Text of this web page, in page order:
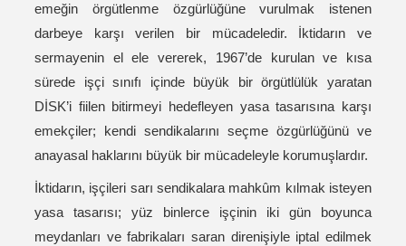
emeğin örgütlenme özgürlüğüne vurulmak istenen
darbeye karşı verilen bir mücadeledir. İktidarın ve
sermayenin el ele vererek, 1967’de kurulan ve kısa
sürede işçi sınıfı içinde büyük bir örgütlülük yaratan
DİSK’i fiilen bitirmeyi hedefleyen yasa tasarısına karşı
emekçiler; kendi sendikalarını seçme özgürlüğünü ve
anayasal haklarını büyük bir mücadeleyle korumuşlardır.
İktidarın, işçileri sarı sendikalara mahkûm kılmak isteyen
yasa tasarısı; yüz binlerce işçinin iki gün boyunca
meydanları ve fabrikaları saran direnişiyle iptal edilmek